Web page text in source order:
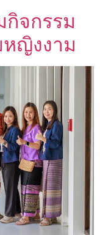
กิจกรรม
ญิงงาม